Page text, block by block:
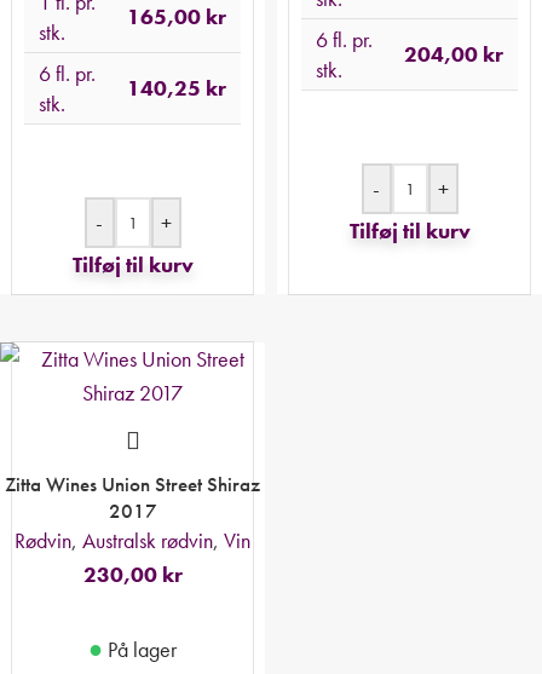
stk.
165,00 kr
6 fl. pr.
stk.
140,25 kr
-
+
Tilføj til kurv
6 fl. pr.
stk.
204,00 kr
-
+
Tilføj til kurv
Zitta Wines Union Street Shiraz
2017
Rødvin, Australsk rødvin, Vin
230,00 kr
● På lager